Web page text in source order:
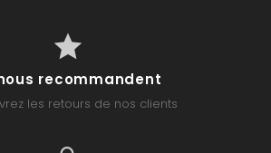
recommandent
les retours de nos clients